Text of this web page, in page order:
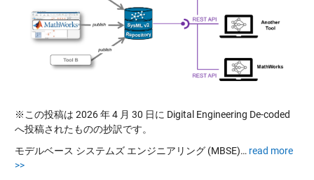
※この投稿は 2026 年 4 月 30 日に Digital Engineering De-coded
へ投稿されたものの抄訳です。
モデルベース システムズ エンジニアリング (MBSE)… read more
>>